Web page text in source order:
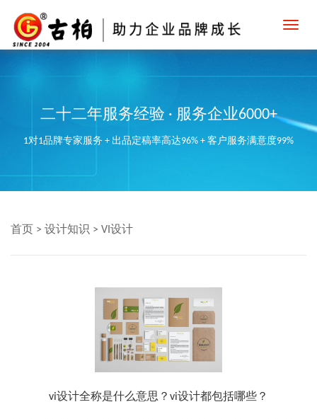
二十二年服务经验 · 服务企业6000+
1对1品牌专家服务 + 出品定稿率高达96% + 客户服务满意度99%
首页 > 设计知识 > VI设计
vi设计全称是什么意思？vi设计都包括哪些？